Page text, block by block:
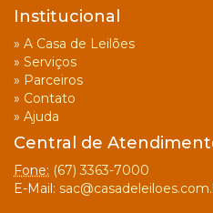
Institucional
» A Casa de Leilões
» Serviços
» Parceiros
» Contato
» Ajuda
Central de
Fone: (67) 3363-7000
E-Mail: